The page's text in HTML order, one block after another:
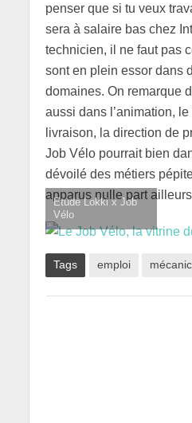
penser que si tu veux
sera à salaire bas chez
technicien, il ne faut pas
sont en plein essor dans
domaines. On remarque
aussi dans l’animation,
livraison, la direction de
Job Vélo pourrait bien
dévoilé des métiers
apparus nulle part
Etude Lokki x Job
Vélo
Tags emploi